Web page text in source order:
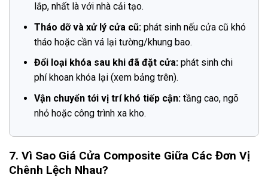
lắp, nhất là với nhà cải tạo.
Tháo dỡ và xử lý cửa cũ:phát sinh nếu cửa cũ khó
tháo hoặc cần vá lại tường/khung bao.
Đổi loại khóa sau khi đã đặt cửa:phát sinh chi
phí khoan khóa lại (xem bảng trên).
Vận chuyển tới vị trí khó tiếp cận:tầng cao, ngõ
nhỏ hoặc công trình xa kho.
7. Vì Sao Giá Cửa Composite Giữa Các Đơn Vị
Chênh Lệch Nhau?